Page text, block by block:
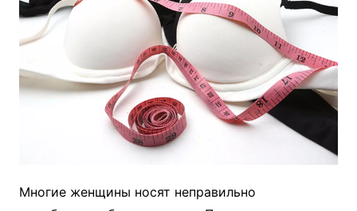
Многие женщины носят неправильно